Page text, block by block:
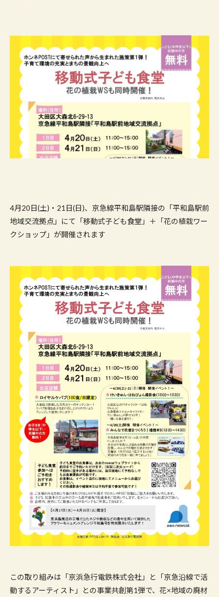
4月20日(土)・21日(日)、京急線平和島駅隣接の「平和島駅前
地域交流拠点」にて「移動式子ども食堂」＋「花の植栽ワー
クショップ」が開催されます
この取り組みは「京浜急行電鉄株式会社」と「京急沿線で活
動するアーティスト」との事業共創第1弾で、花×地域の廃材